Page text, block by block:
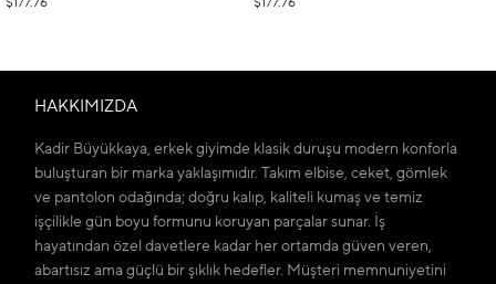
$177.76 $177.76
HAKKIMIZDA
Kadir Büyükkaya, erkek giyimde klasik duruşu modern konforla
buluşturan bir marka yaklaşımıdır. Takım elbise, ceket, gömlek
ve pantolon odağında; doğru kalıp, kaliteli kumaş ve temiz
işçilikle gün boyu formunu koruyan parçalar sunar. İş
hayatından özel davetlere kadar her ortamda güven veren,
abartısız ama güçlü bir şıklık hedefler. Müşteri memnuniyetini